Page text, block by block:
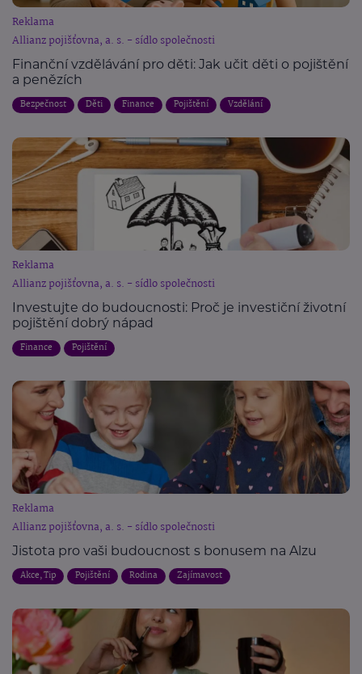
Reklama
Allianz pojišťovna, a. s. - sídlo společnosti
Finanční vzdělávání pro děti: Jak učit děti o pojištění
a penězích
Bezpečnost Děti Finance Pojištění Vzdělání
Reklama
Allianz pojišťovna, a. s. - sídlo společnosti
Investujte do budoucnosti: Proč je investiční životní
pojištění dobrý nápad
Finance Pojištění
Reklama
Allianz pojišťovna, a. s. - sídlo společnosti
Jistota pro vaši budoucnost s bonusem na Alzu
Akce, Tip Pojištění Rodina Zajímavost